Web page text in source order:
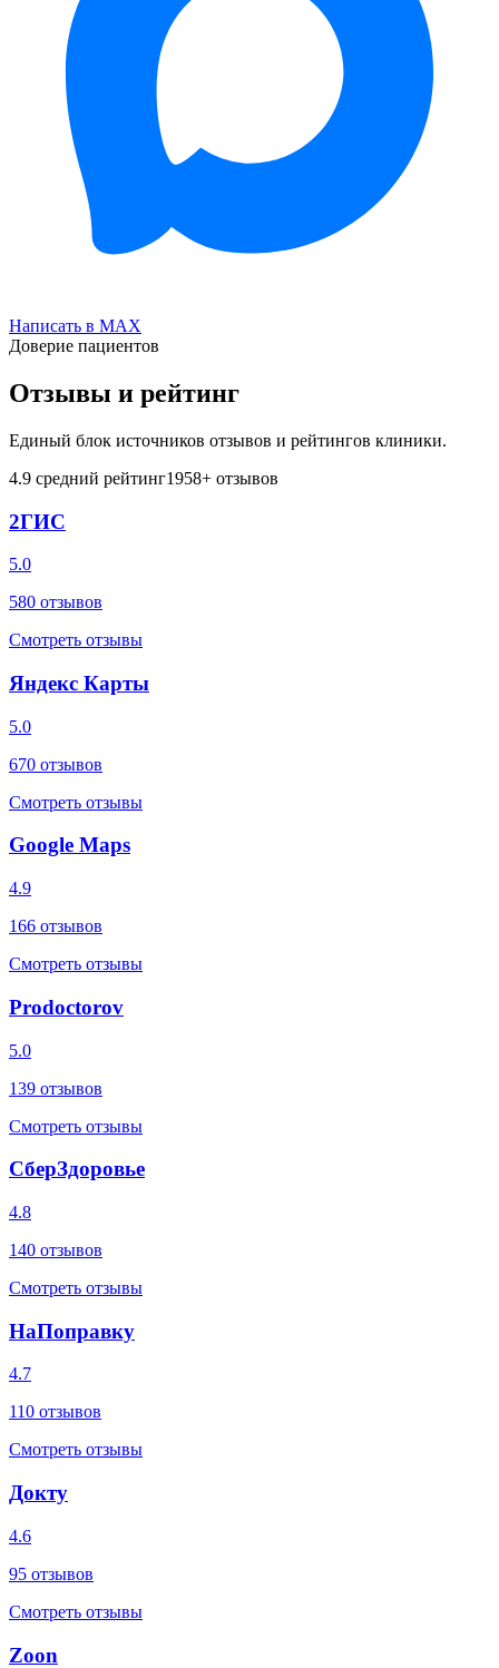
Написать в MAX
Доверие пациентов
Отзывы и рейтинг
Единый блок источников отзывов и рейтингов клиники.
4.9 средний рейтинг1958+ отзывов
2ГИС
5.0
580 отзывов
Смотреть отзывы
Яндекс Карты
5.0
670 отзывов
Смотреть отзывы
Google Maps
4.9
166 отзывов
Смотреть отзывы
Prodoctorov
5.0
139 отзывов
Смотреть отзывы
СберЗдоровье
4.8
140 отзывов
Смотреть отзывы
НаПоправку
4.7
110 отзывов
Смотреть отзывы
Докту
4.6
95 отзывов
Смотреть отзывы
Zoon